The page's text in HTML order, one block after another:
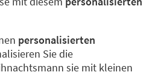
personalisierten
Sie die
sie mit kleinen